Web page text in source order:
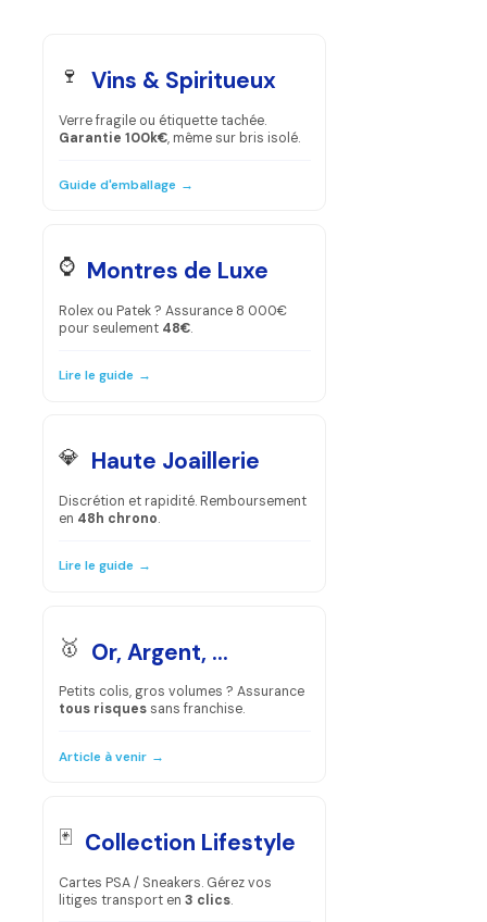
🍷 Vins & Spiritueux
Verre fragile ou étiquette tachée.
Garantie 100k€, même sur bris isolé.
Guide d'emballage →
⌚ Montres de Luxe
Rolex ou Patek ? Assurance 8 000€
pour seulement 48€.
Lire le guide →
💎 Haute Joaillerie
Discrétion et rapidité. Remboursement
en 48h chrono.
Lire le guide →
🥇 Or, Argent, ...
Petits colis, gros volumes ? Assurance
tous risquessans franchise.
Article à venir →
🃏 Collection Lifestyle
Cartes PSA / Sneakers. Gérez vos
litiges transport en 3 clics.